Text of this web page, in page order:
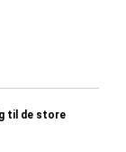
til de store